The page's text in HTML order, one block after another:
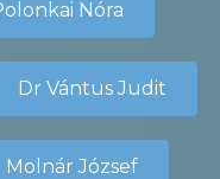
Nóra
Dr Vántus Judit
Molnár József